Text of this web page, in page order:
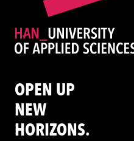
OPEN UP
NEW
HORIZONS.